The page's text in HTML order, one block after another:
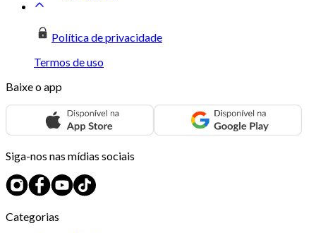
Política de privacidade
Termos de uso
Baixe o app
Siga-nos nas mídias sociais
Categorias